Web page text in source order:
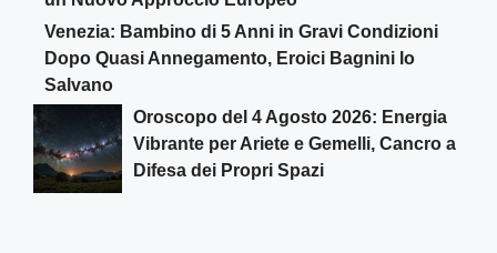
Venezia: Bambino di 5 Anni in Gravi Condizioni
Dopo Quasi Annegamento, Eroici Bagnini lo
Salvano
Oroscopo del 4 Agosto 2026: Energia
Vibrante per Ariete e Gemelli, Cancro a
Difesa dei Propri Spazi